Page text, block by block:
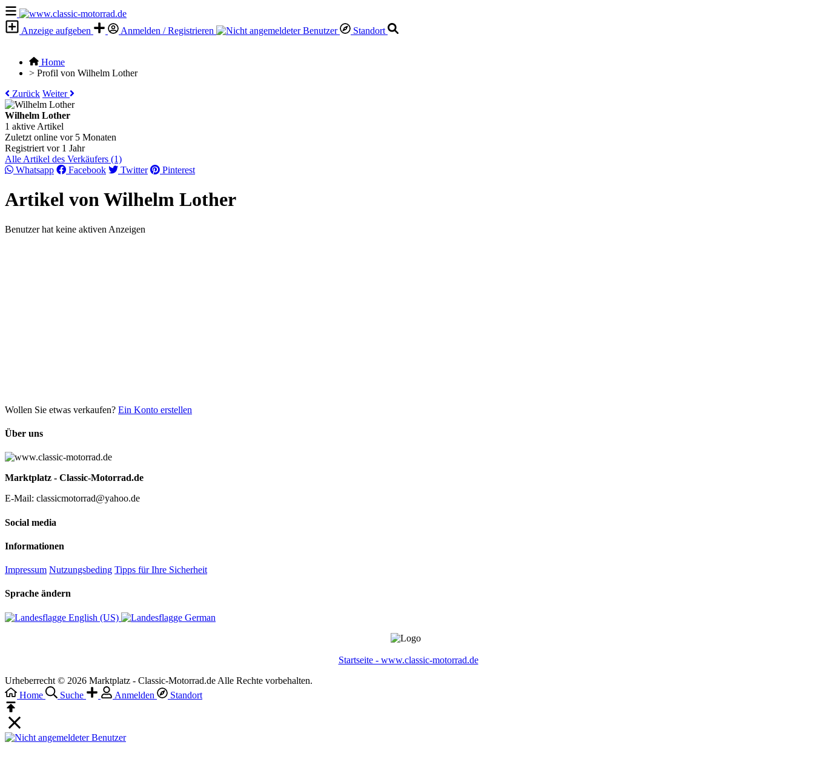
Anzeige aufgeben Anmelden / Registrieren Standort
Home
> Profil von Wilhelm Lother
Zurück Weiter
Wilhelm Lother
1 aktive Artikel
Zuletzt online vor 5 Monaten
Registriert vor 1 Jahr
Alle Artikel des Verkäufers (1)
Whatsapp
Facebook Twitter Pinterest
Artikel von Wilhelm Lother
Benutzer hat keine aktiven Anzeigen
Wollen Sie etwas verkaufen? Ein Konto erstellen
Über uns
Marktplatz - Classic-Motorrad.de
E-Mail: classicmotorrad@yahoo.de
Social media
Informationen
Impressum Nutzungsbeding Tipps für Ihre Sicherheit
Sprache ändern
English (US)‎ German‎
Startseite - www.classic-motorrad.de
Urheberrecht © 2026 Marktplatz - Classic-Motorrad.de Alle Rechte vorbehalten.
Home
Suche Anmelden Standort